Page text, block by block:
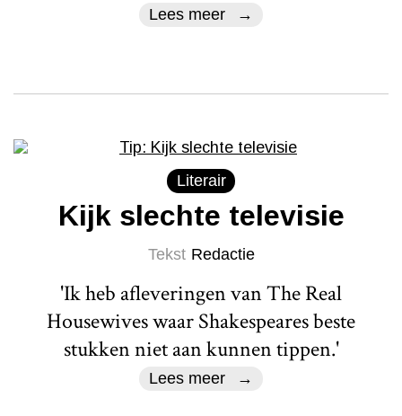
Lees meer
Literair
Kijk slechte televisie
Tekst Redactie
'Ik heb afleveringen van The Real
Housewives waar Shakespeares beste
stukken niet aan kunnen tippen.'
Lees meer